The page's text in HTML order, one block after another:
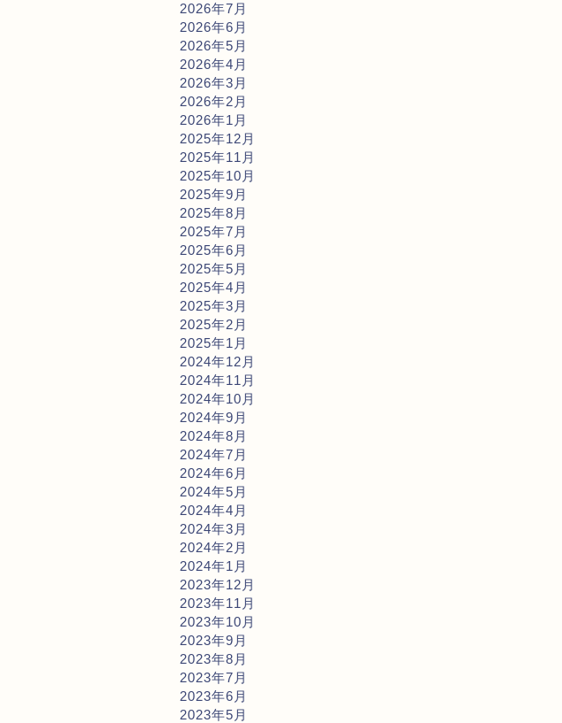
2026年7月
2026年6月
2026年5月
2026年4月
2026年3月
2026年2月
2026年1月
2025年12月
2025年11月
2025年10月
2025年9月
2025年8月
2025年7月
2025年6月
2025年5月
2025年4月
2025年3月
2025年2月
2025年1月
2024年12月
2024年11月
2024年10月
2024年9月
2024年8月
2024年7月
2024年6月
2024年5月
2024年4月
2024年3月
2024年2月
2024年1月
2023年12月
2023年11月
2023年10月
2023年9月
2023年8月
2023年7月
2023年6月
2023年5月